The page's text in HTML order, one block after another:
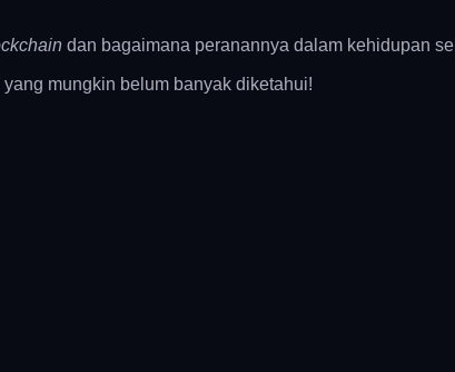
dan bagaimana peranannya dalam kehidupan
mungkin belum banyak diketahui!